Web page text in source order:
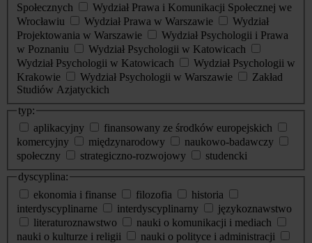
Społecznych
Wydział Prawa i Komunikacji Społecznej we
Wrocławiu
Wydział Prawa w Warszawie
Wydział
Projektowania w Warszawie
Wydział Psychologii i Prawa
w Poznaniu
Wydział Psychologii w Katowicach
Wydział Psychologii w Katowicach
Wydział Psychologii w
Krakowie
Wydział Psychologii w Warszawie
Zakład
Studiów Azjatyckich
typ:
aplikacyjny
finansowany ze środków europejskich
komercyjny
międzynarodowy
naukowo-badawczy
społeczny
strategiczno-rozwojowy
studencki
dyscyplina:
ekonomia i finanse
filozofia
historia
interdyscyplinarne
interdyscyplinarny
językoznawstwo
literaturoznawstwo
nauki o komunikacji i mediach
nauki o kulturze i religii
nauki o polityce i administracji